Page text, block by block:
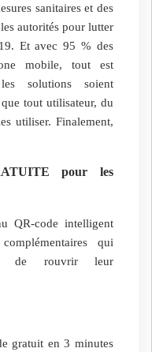
sanitaires et des
autorités pour lutter
Et avec 95 % des
mobile, tout est
solutions soient
tout utilisateur, du
utiliser. Finalement,
pour les
QR-code intelligent
qui
de rouvrir leur
gratuit en 3 minutes